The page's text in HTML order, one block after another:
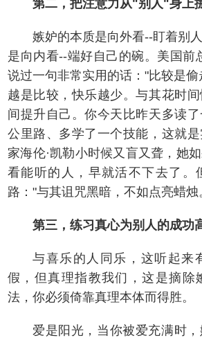
第二，把注意力从"别人"身上
嫉妒的本质是向外看--盯着别
是向内看--端好自己的碗。美国前
说过一句非常实用的话："比较是
越是比较，快乐越少。与其花时
间提升自己。你今天比昨天多读
公里路、多学了一个技能，这就
家海伦·凯勒小时候又盲又聋，她
看能听的人，早就活不下去了。
路："与其诅咒黑暗，不如点亮蜡烛
第三，练习真心为别人的成功
与喜乐的人同乐，这听起来
假，但真理指教我们，这是摘除
法，你必须倚靠真理本体而得胜。
爱是阳光，当你被爱充满时